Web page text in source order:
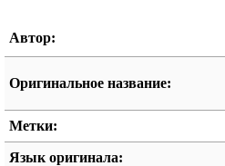
Автор:
Оригинальное название:
Метки:
Язык оригинала: